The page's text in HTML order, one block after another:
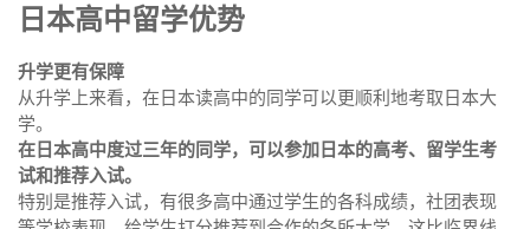
日本高中留学优势
升学更有保障
从升学上来看，在日本读高中的同学可以更顺利地考取日本大
学。
在日本高中度过三年的同学，可以参加日本的高考、留学生考
试和推荐入试。
特别是推荐入试，有很多高中通过学生的各科成绩，社团表现